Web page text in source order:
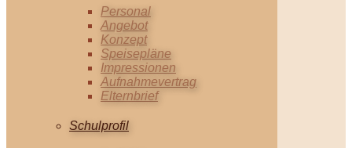
Personal
Angebot
Konzept
Speisepläne
Impressionen
Aufnahmevertrag
Elternbrief
Schulprofil